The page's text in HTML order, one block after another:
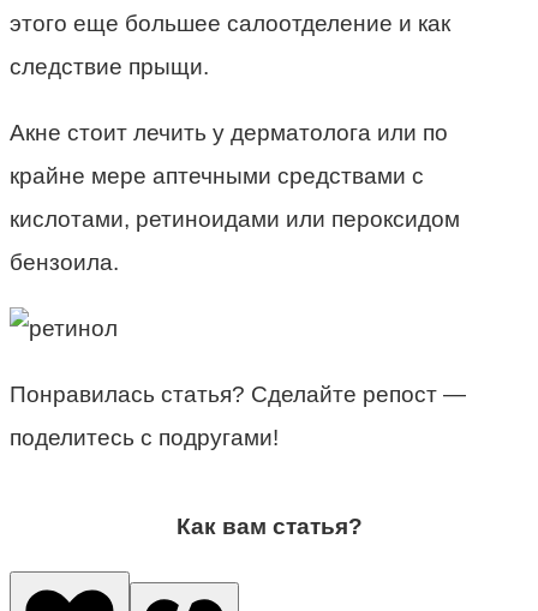
этого еще большее салоотделение и как
следствие прыщи.
Акне стоит лечить у дерматолога или по
крайне мере аптечными средствами с
кислотами, ретиноидами или пероксидом
бензоила.
Понравилась статья? Сделайте репост —
поделитесь с подругами!
Как вам статья?